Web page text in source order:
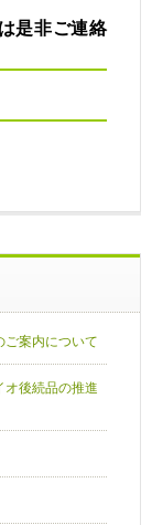
是非ご連絡
案内について
オ後続品の推進